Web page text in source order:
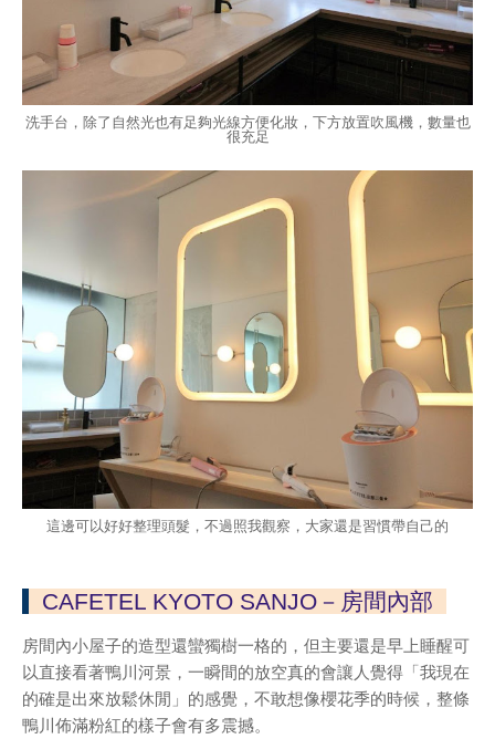
洗手台，除了自然光也有足夠光線方便化妝，下方放置吹風機，數量也
很充足
這邊可以好好整理頭髮，不過照我觀察，大家還是習慣帶自己的
CAFETEL KYOTO SANJO－房間內部
房間內小屋子的造型還蠻獨樹一格的，但主要還是早上睡醒可
以直接看著鴨川河景，一瞬間的放空真的會讓人覺得「我現在
的確是出來放鬆休閒」的感覺，不敢想像櫻花季的時候，整條
鴨川佈滿粉紅的樣子會有多震撼。